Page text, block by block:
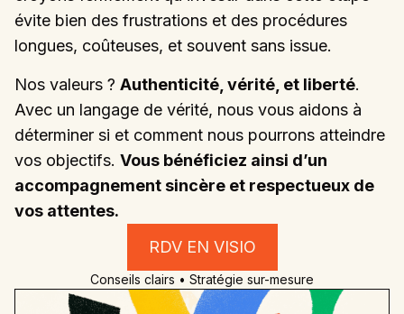
évite bien des frustrations et des procédures
longues, coûteuses, et souvent sans issue.
Nos valeurs ? Authenticité, vérité, et liberté.
Avec un langage de vérité, nous vous aidons à
déterminer si et comment nous pourrons atteindre
vos objectifs. Vous bénéficiez ainsi d’un
accompagnement sincère et respectueux de
vos attentes.
RDV EN VISIO
Conseils clairs • Stratégie sur-mesure